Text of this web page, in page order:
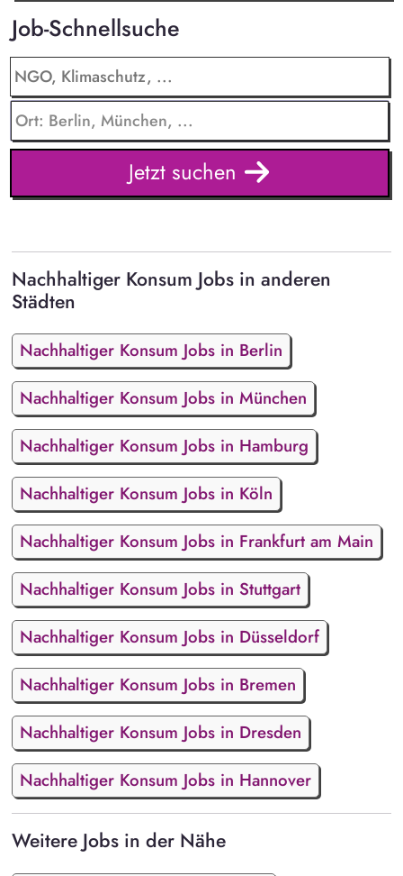
Job-Schnellsuche
Jetzt suchen
Nachhaltiger Konsum Jobs in anderen
Städten
Nachhaltiger Konsum Jobs in Berlin
Nachhaltiger Konsum Jobs in München
Nachhaltiger Konsum Jobs in Hamburg
Nachhaltiger Konsum Jobs in Köln
Nachhaltiger Konsum Jobs in Frankfurt am Main
Nachhaltiger Konsum Jobs in Stuttgart
Nachhaltiger Konsum Jobs in Düsseldorf
Nachhaltiger Konsum Jobs in Bremen
Nachhaltiger Konsum Jobs in Dresden
Nachhaltiger Konsum Jobs in Hannover
Weitere Jobs in der Nähe